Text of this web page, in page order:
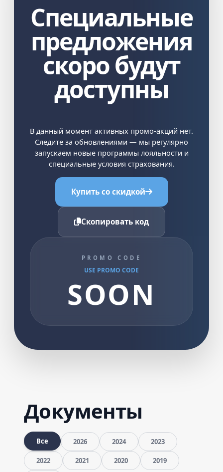
Специальные
предложения
скоро будут
доступны
В данный момент активных промо-акций нет.
Следите за обновлениями — мы регулярно
запускаем новые программы лояльности и
специальные условия страхования.
Купить со скидкой
Скопировать код
PROMO CODE
USE PROMO CODE
SOON
Документы
Все 2026 2024 2023
2022 2021 2020 2019